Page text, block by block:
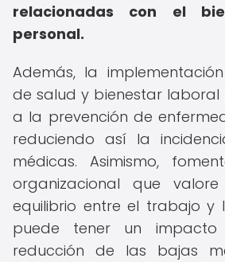
relacionadas con el
personal.
Además, la
de salud y bienestar laboral
a la prevención de
reduciendo así la
médicas. Asimismo,
organizacional que
equilibrio entre el trabajo y
puede tener un
reducción de las bajas